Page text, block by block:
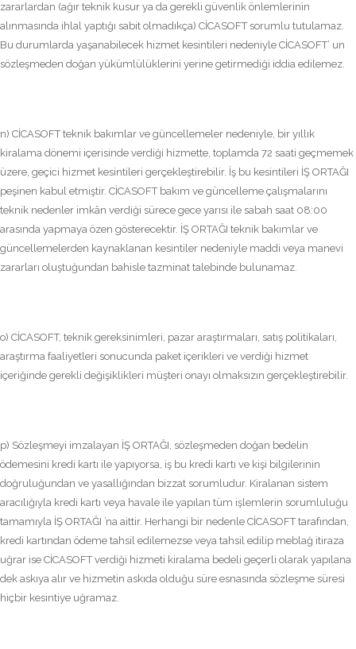
zararlardan (ağır teknik kusur ya da gerekli güvenlik önlemlerinin
alınmasında ihlal yaptığı sabit olmadıkça) CİCASOFT sorumlu tutulamaz.
Bu durumlarda yaşanabilecek hizmet kesintileri nedeniyle CİCASOFT’ un
sözleşmeden doğan yükümlülüklerini yerine getirmediği iddia edilemez.
n) CİCASOFT teknik bakımlar ve güncellemeler nedeniyle, bir yıllık
kiralama dönemi içerisinde verdiği hizmette, toplamda 72 saati geçmemek
üzere, geçici hizmet kesintileri gerçekleştirebilir. İş bu kesintileri İŞ ORTAĞI
peşinen kabul etmiştir. CİCASOFT bakım ve güncelleme çalışmalarını
teknik nedenler imkân verdiği sürece gece yarısı ile sabah saat 08:00
arasında yapmaya özen gösterecektir. İŞ ORTAĞI teknik bakımlar ve
güncellemelerden kaynaklanan kesintiler nedeniyle maddi veya manevi
zararları oluştuğundan bahisle tazminat talebinde bulunamaz.
o) CİCASOFT, teknik gereksinimleri, pazar araştırmaları, satış politikaları,
araştırma faaliyetleri sonucunda paket içerikleri ve verdiği hizmet
içeriğinde gerekli değişiklikleri müşteri onayı olmaksızın gerçekleştirebilir.
p) Sözleşmeyi imzalayan İŞ ORTAĞI, sözleşmeden doğan bedelin
ödemesini kredi kartı ile yapıyorsa, iş bu kredi kartı ve kişi bilgilerinin
doğruluğundan ve yasallığından bizzat sorumludur. Kiralanan sistem
aracılığıyla kredi kartı veya havale ile yapılan tüm işlemlerin sorumluluğu
tamamıyla İŞ ORTAĞI ’na aittir. Herhangi bir nedenle CİCASOFT tarafından,
kredi kartından ödeme tahsil edilemezse veya tahsil edilip meblağ itiraza
uğrar ise CİCASOFT verdiği hizmeti kiralama bedeli geçerli olarak yapılana
dek askıya alır ve hizmetin askıda olduğu süre esnasında sözleşme süresi
hiçbir kesintiye uğramaz.